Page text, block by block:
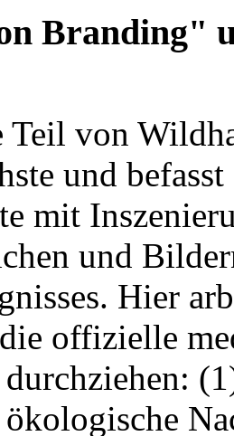
Branding"
Teil von
und
mit
und
Hier
offizielle
durchziehen: